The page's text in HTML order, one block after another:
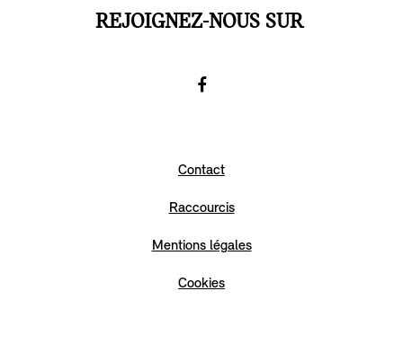
REJOIGNEZ-NOUS SUR
to
Facebook
Contact
Raccourcis
Mentions légales
Cookies